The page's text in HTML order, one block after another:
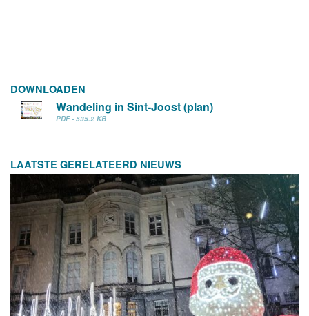
DOWNLOADEN
Wandeling in Sint-Joost (plan)
PDF - 535.2 KB
LAATSTE GERELATEERD NIEUWS